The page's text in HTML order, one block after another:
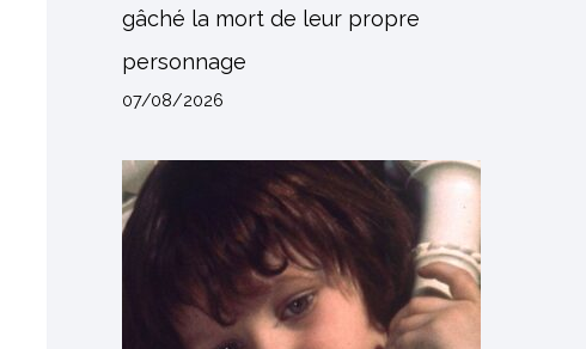
gâché la mort de leur propre
personnage
07/08/2026